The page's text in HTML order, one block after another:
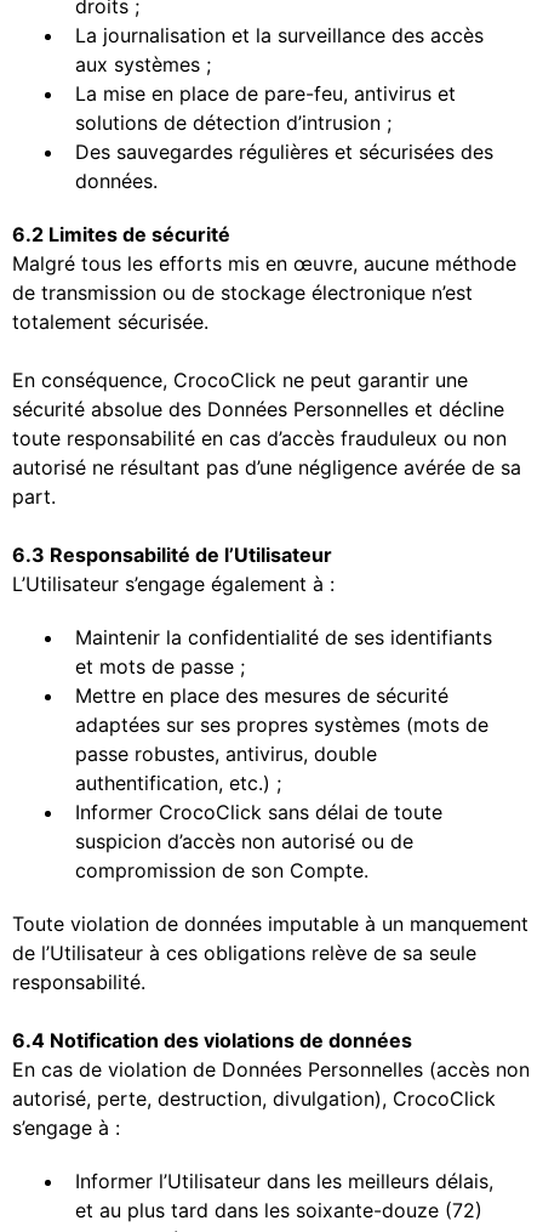
droits ;
La journalisation et la surveillance des accès
aux systèmes ;
La mise en place de pare-feu, antivirus et
solutions de détection d’intrusion ;
Des sauvegardes régulières et sécurisées des
données.
6.2 Limites de sécurité
Malgré tous les efforts mis en œuvre, aucune méthode
de transmission ou de stockage électronique n’est
totalement sécurisée.
En conséquence, CrocoClick ne peut garantir une
sécurité absolue des Données Personnelles et décline
toute responsabilité en cas d’accès frauduleux ou non
autorisé ne résultant pas d’une négligence avérée de sa
part.
6.3 Responsabilité de l’Utilisateur
L’Utilisateur s’engage également à :
Maintenir la confidentialité de ses identifiants
et mots de passe ;
Mettre en place des mesures de sécurité
adaptées sur ses propres systèmes (mots de
passe robustes, antivirus, double
authentification, etc.) ;
Informer CrocoClick sans délai de toute
suspicion d’accès non autorisé ou de
compromission de son Compte.
Toute violation de données imputable à un manquement
de l’Utilisateur à ces obligations relève de sa seule
responsabilité.
6.4 Notification des violations de données
En cas de violation de Données Personnelles (accès non
autorisé, perte, destruction, divulgation), CrocoClick
s’engage à :
Informer l’Utilisateur dans les meilleurs délais,
et au plus tard dans les soixante-douze (72)